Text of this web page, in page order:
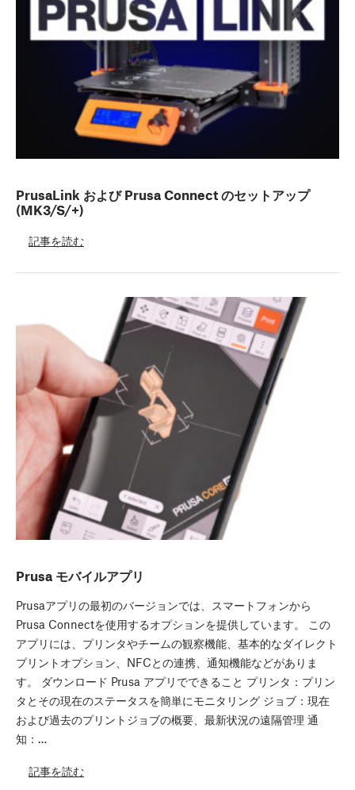
PrusaLink および Prusa Connect のセットアップ
(MK3/S/+)
記事を読む
Prusa モバイルアプリ
Prusaアプリの最初のバージョンでは、スマートフォンから
Prusa Connectを使用するオプションを提供しています。 この
アプリには、プリンタやチームの観察機能、基本的なダイレクト
プリントオプション、NFCとの連携、通知機能などがありま
す。 ダウンロード Prusa アプリでできること プリンタ：プリン
タとその現在のステータスを簡単にモニタリング ジョブ：現在
および過去のプリントジョブの概要、最新状況の遠隔管理 通
知：…
記事を読む